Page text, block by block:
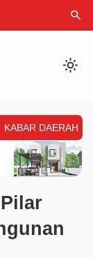
search
light_mode
KABAR DAERAH